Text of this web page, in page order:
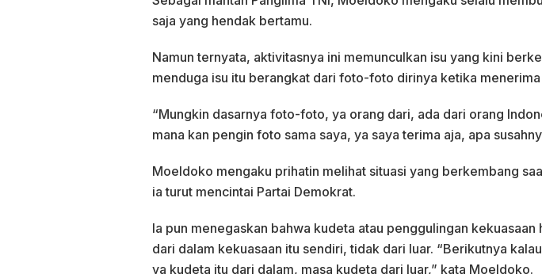
saja yang hendak bertamu.
Namun ternyata, aktivitasnya ini memunculkan isu yang kini
menduga isu itu berangkat dari foto-foto dirinya ketika
“Mungkin dasarnya foto-foto, ya orang dari, ada dari orang
mana kan pengin foto sama saya, ya saya terima aja, apa
Moeldoko mengaku prihatin melihat situasi yang berkembang
ia turut mencintai Partai Demokrat.
Ia pun menegaskan bahwa kudeta atau penggulingan kekuasaan
dari dalam kekuasaan itu sendiri, tidak dari luar. “Berikutnya
ya kudeta itu dari dalam, masa kudeta dari luar,” kata Moeldoko.